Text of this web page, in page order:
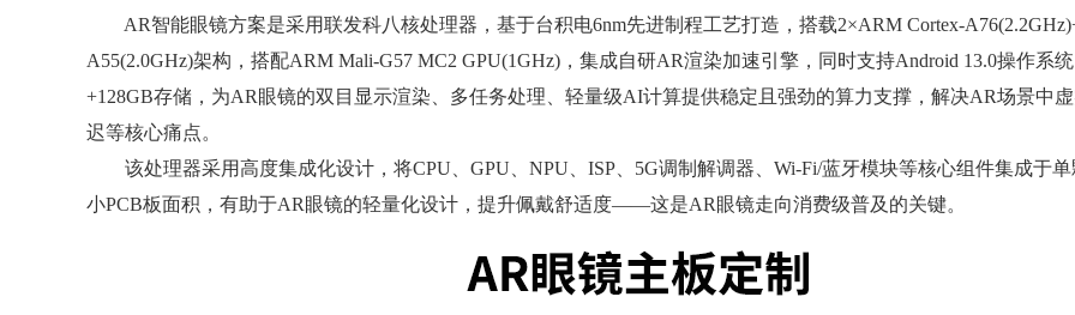
AR智能眼镜方案是采用联发科八核处理器，基于台积电6nm先进制程工艺打造，搭载2×ARM Cortex-
A55(2.0GHz)架构，搭配ARM Mali-G57 MC2 GPU(1GHz)，集成自研AR渲染加速引擎，同时支持Android 13.0操作系
+128GB存储，为AR眼镜的双目显示渲染、多任务处理、轻量级AI计算提供稳定且强劲的算力支撑，解决AR场景中
迟等核心痛点。
该处理器采用高度集成化设计，将CPU、GPU、NPU、ISP、5G调制解调器、Wi-Fi/蓝牙模块等核心组件集成于
小PCB板面积，有助于AR眼镜的轻量化设计，提升佩戴舒适度——这是AR眼镜走向消费级普及的关键。